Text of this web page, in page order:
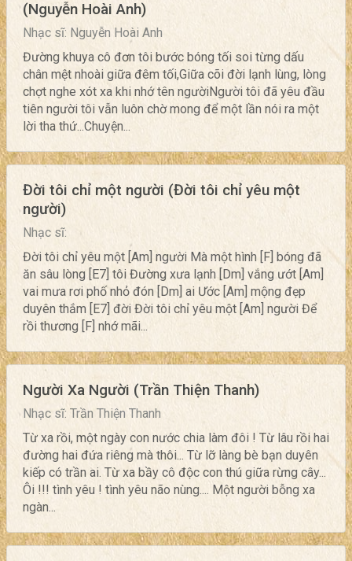
(Nguyễn Hoài Anh)
Nhạc sĩ: Nguyễn Hoài Anh
Đường khuya cô đơn tôi bước bóng tối soi từng dấu
chân mệt nhoài giữa đêm tối,Giữa cõi đời lạnh lùng, lòng
chợt nghe xót xa khi nhớ tên ngườiNgười tôi đã yêu đầu
tiên người tôi vẫn luôn chờ mong để một lần nói ra một
lời tha thứ...Chuyện...
Đời tôi chỉ một người (Đời tôi chỉ yêu một
người)
Nhạc sĩ:
Đời tôi chỉ yêu một [Am] người Mà một hình [F] bóng đã
ăn sâu lòng [E7] tôi Đường xưa lạnh [Dm] vắng ướt [Am]
vai mưa rơi phố nhỏ đón [Dm] ai Ước [Am] mộng đẹp
duyên thắm [E7] đời Đời tôi chỉ yêu một [Am] người Để
rồi thương [F] nhớ mãi...
Người Xa Người (Trần Thiện Thanh)
Nhạc sĩ: Trần Thiện Thanh
Từ xa rồi, một ngày con nước chia làm đôi ! Từ lâu rồi hai
đường hai đứa riêng mà thôi... Từ lỡ làng bè bạn duyên
kiếp có trần ai. Từ xa bầy cô độc con thú giữa rừng cây...
Ôi !!! tình yêu ! tình yêu não nùng.... Một người bỗng xa
ngàn...